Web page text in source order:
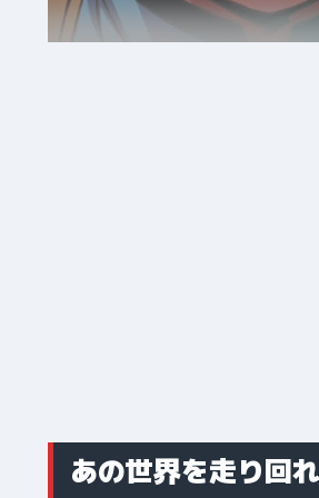
あの世界を走り回